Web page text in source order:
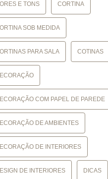
E TONS CORTINA
SOB MEDIDA
PARA SALA COTINAS
COM PAPEL DE PAREDE
DE AMBIENTES
DE INTERIORES
DE INTERIORES DICAS